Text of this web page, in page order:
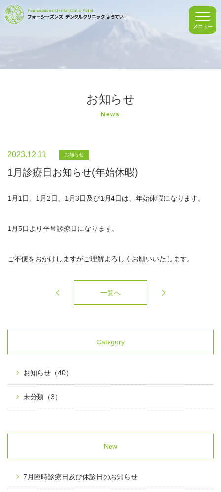
お知らせ
News
2023.12.11 お知らせ
1月診療日お知らせ(年始休暇)
1月1日、1月2日、1月3日及び1月4日は、年始休暇になります。
1月5日より平常診療日になります。
ご不便をおかけしますがご理解よろしくお願いいたします。
一覧へ
Category
お知らせ （40）
未分類 （3）
New
7月臨時診療日及び休診日のお知らせ
メニュー